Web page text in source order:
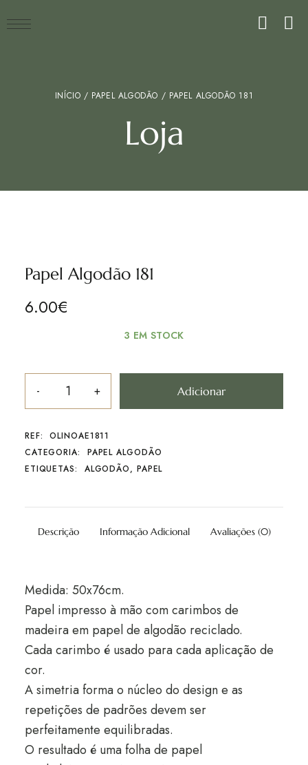
INÍCIO / PAPEL ALGODÃO / PAPEL ALGODÃO 181
Loja
Papel Algodão 181
6.00€
3 EM STOCK
Adicionar
REF:
OLINOAE1811
CATEGORIA:
PAPEL ALGODÃO
ETIQUETAS:
ALGODÃO, PAPEL
Descrição Informação Adicional Avaliações (0)
Medida: 50x76cm.
Papel impresso à mão com carimbos de
madeira em papel de algodão reciclado.
Cada carimbo é usado para cada aplicação de
cor.
A simetria forma o núcleo do design e as
repetições de padrões devem ser
perfeitamente equilibradas.
O resultado é uma folha de papel